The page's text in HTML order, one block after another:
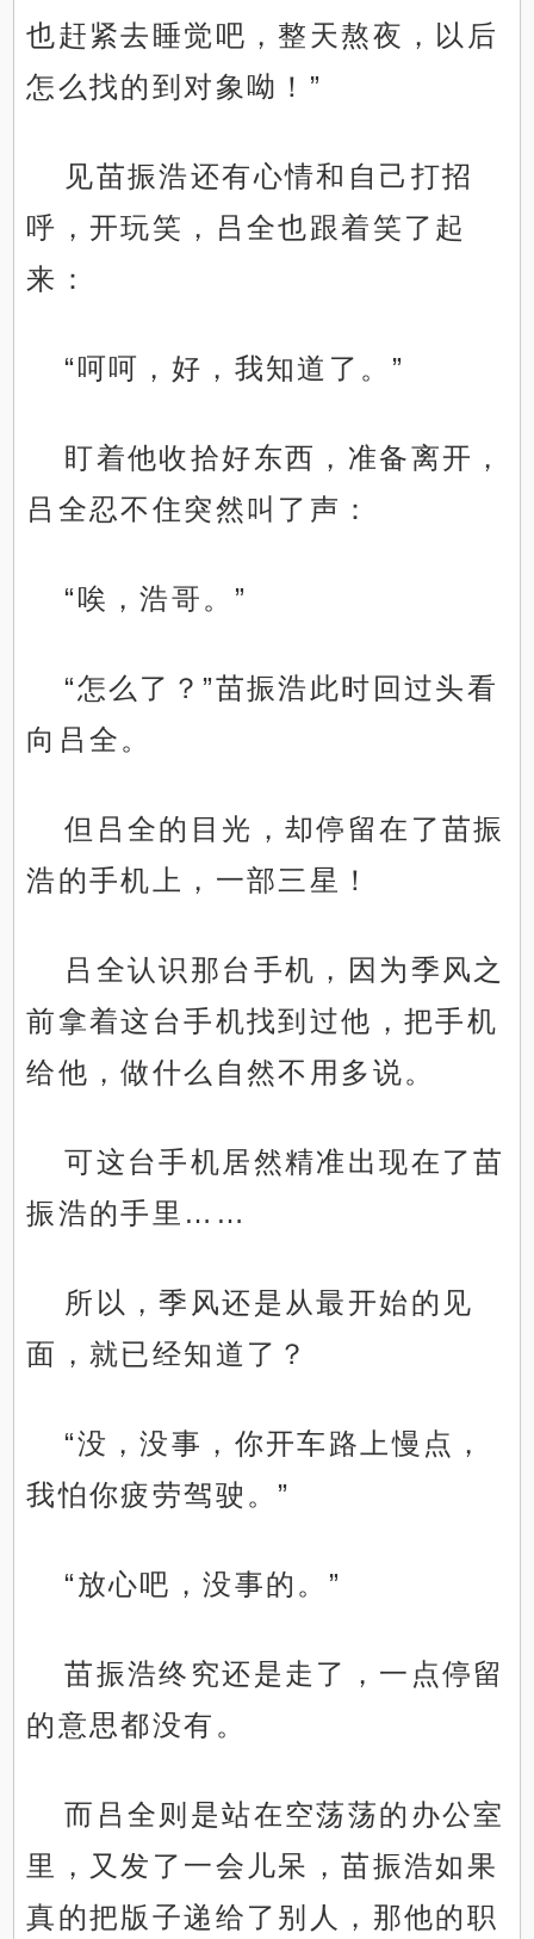
也赶紧去睡觉吧，整天熬夜，以后
怎么找的到对象呦！”
见苗振浩还有心情和自己打招
呼，开玩笑，吕全也跟着笑了起
来：
“呵呵，好，我知道了。”
盯着他收拾好东西，准备离开，
吕全忍不住突然叫了声：
“唉，浩哥。”
“怎么了？”苗振浩此时回过头看
向吕全。
但吕全的目光，却停留在了苗振
浩的手机上，一部三星！
吕全认识那台手机，因为季风之
前拿着这台手机找到过他，把手机
给他，做什么自然不用多说。
可这台手机居然精准出现在了苗
振浩的手里……
所以，季风还是从最开始的见
面，就已经知道了？
“没，没事，你开车路上慢点，
我怕你疲劳驾驶。”
“放心吧，没事的。”
苗振浩终究还是走了，一点停留
的意思都没有。
而吕全则是站在空荡荡的办公室
里，又发了一会儿呆，苗振浩如果
真的把版子递给了别人，那他的职